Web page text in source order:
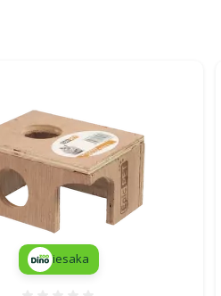
iesaka